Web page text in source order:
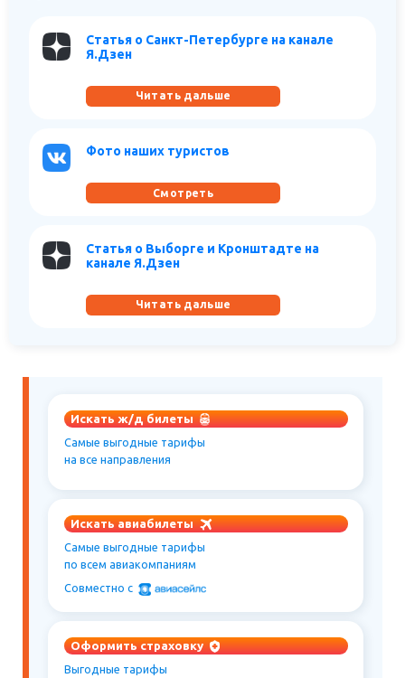
Статья о Санкт-Петербурге на канале
Я.Дзен
Читать дальше
Фото наших туристов
Смотреть
Статья о Выборге и Кронштадте на
канале Я.Дзен
Читать дальше
Искать ж/д билеты
Самые выгодные тарифы
на все направления
Искать авиабилеты
Самые выгодные тарифы
по всем авиакомпаниям
Совместно c
Оформить страховку
Выгодные тарифы